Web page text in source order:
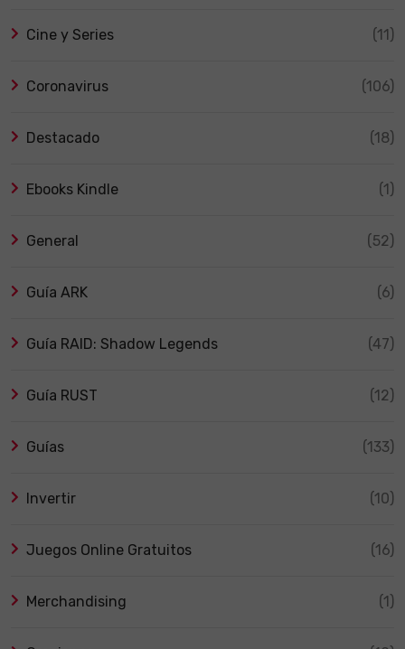
Cine y Series (11)
Coronavirus (106)
Destacado (18)
Ebooks Kindle (1)
General (52)
Guía ARK (6)
Guía RAID: Shadow Legends (47)
Guía RUST (12)
Guías (133)
Invertir (10)
Juegos Online Gratuitos (16)
Merchandising (1)